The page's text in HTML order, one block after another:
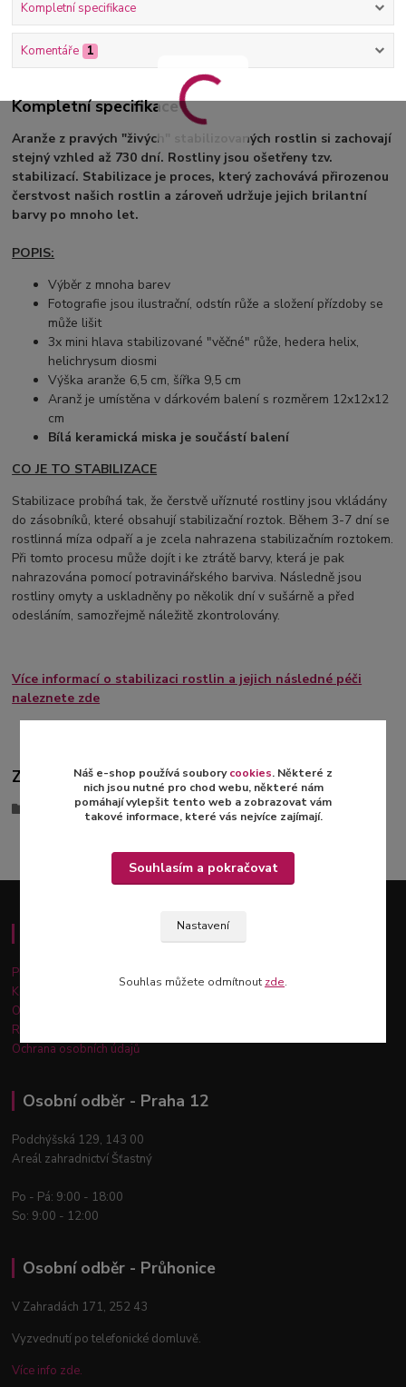
Kompletní specifikace
Komentáře 1
Kompletní specifikace
Aranže z pravých "živých" stabilizovaných rostlin si zachovají
stejný vzhled až 730 dní. Rostliny jsou ošetřeny tzv.
stabilizací. Stabilizace je proces, který zachovává přirozenou
čerstvost našich rostlin a zároveň udržuje jejich brilantní
barvy po mnoho let.
POPIS:
Výběr z mnoha barev
Fotografie jsou ilustrační, odstín růže a složení přízdoby se
může lišit
3x mini hlava stabilizované "věčné" růže, hedera helix,
helichrysum diosmi
Výška aranže 6,5 cm, šířka 9,5 cm
Aranž je umístěna v dárkovém balení s rozměrem 12x12x12
cm
Bílá keramická miska je součástí balení
CO JE TO STABILIZACE
Stabilizace probíhá tak, že čerstvě uříznuté rostliny jsou vkládány
do zásobníků, které obsahují stabilizační roztok. Během 3-7 dní se
rostlinná míza odpaří a je zcela nahrazena stabilizačním roztokem.
Při tomto procesu může dojít i ke ztrátě barvy, která je pak
nahrazována pomocí potravinářského barviva. Následně jsou
rostliny omyty a uskladněny po několik dní v sušárně a před
odesláním, samozřejmě náležitě zkontrolovány.
Více informací o stabilizaci rostlin a jejich následné péči
naleznete zde
Zboží zařazeno v kategoriích
Stabilizované aranže
Platba a doprava
Kontakty
Obchodní podmínky
Reklamace a vrácení zboží
Ochrana osobních údajů
Osobní odběr - Praha 12
Podchýšská 129, 143 00
Areál zahradnictví Šťastný
Po - Pá: 9:00 - 18:00
So: 9:00 - 12:00
Osobní odběr - Průhonice
V Zahradách 171, 252 43
Vyzvednutí po telefonické domluvě.
Více info zde.
Náš e-shop používá souborycookies. Některé z
nich jsou nutné pro chod webu, některé nám
pomáhají vylepšit tento web a zobrazovat vám
takové informace, které vás nejvíce zajímají.
Nastavení
Souhlasím a pokračovat
Souhlas můžete odmítnout zde.